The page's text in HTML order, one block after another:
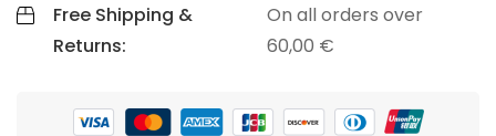
Free Shipping &
Returns:
On all orders over
60,00 €